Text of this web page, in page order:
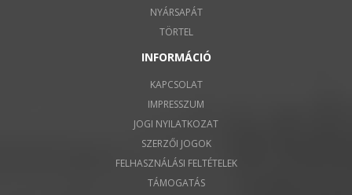
NYÁRSAPÁT
TÖRTEL
INFORMÁCIÓ
KAPCSOLAT
IMPRESSZUM
JOGI NYILATKOZAT
SZERZŐI JOGOK
FELHASZNÁLÁSI FELTÉTELEK
TÁMOGATÁS